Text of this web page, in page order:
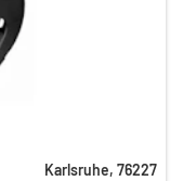
Karlsruhe, 76227